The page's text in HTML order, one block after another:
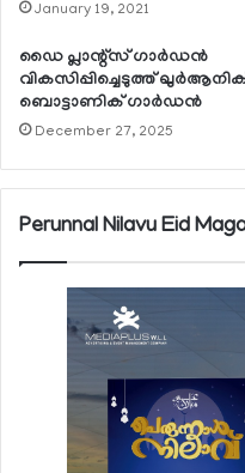
January 19, 2021
ഡൈ പ്ലാന്റ്‌സ് ഗാര്‍ഡന്‍
വികസിപ്പിച്ചെടുത്ത്
ബൊട്ടാണിക് ഗാര്‍ഡന്‍
December 27, 2025
Perunnal Nilavu Eid